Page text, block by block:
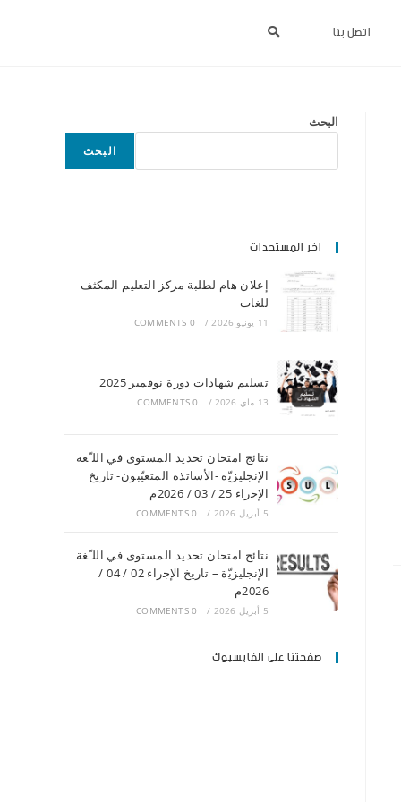
اتصل بنا
البحث
البحث
اخر المستجدات
إعلان هام لطلبة مركز التعليم المكثف
للغات
11 يونيو 2026 /
0 COMMENTS
تسليم شهادات دورة نوفمبر 2025
13 ماي 2026 /
0 COMMENTS
ﻧﺘﺎﺋﺞ اﻣﺘﺤﺎن ﺗﺤﺪﯾﺪ اﻟﻤﺴﺘﻮى ﻓﻲ اﻟﻠ ّﻐﺔ
اﻹﻧﺠﻠﯿﺰﯾّة -اﻷﺳﺎﺗﺬة اﻟﻤﺘﻐﯿّﺒﻮن- ﺗﺎرﯾﺦ
اﻹﺟراء 25 / 03 / 2026م
5 أبريل 2026 /
0 COMMENTS
ﻧﺘﺎﺋﺞ اﻣﺘﺤﺎن ﺗﺤﺪﯾﺪ اﻟﻤﺴﺘﻮى ﻓﻲ اﻟﻠ ّﻐﺔ
اﻹﻧﺠﻠﯿﺰﯾّة – ﺗﺎرﯾﺦ اﻹﺟراء 02 / 04 /
2026م
5 أبريل 2026 /
0 COMMENTS
صفحتنا على الفايسبوك